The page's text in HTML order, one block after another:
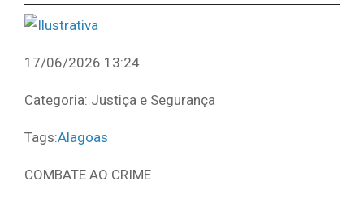
17/06/2026 13:24
Categoria: Justiça e Segurança
Tags:Alagoas
COMBATE AO CRIME